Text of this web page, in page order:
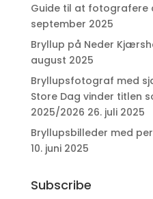
Guide til at fotografere
september 2025
Bryllup på Neder
august 2025
Bryllupsfotograf med
Store Dag vinder titlen
2025/2026 26. juli 2025
Bryllupsbilleder med
10. juni 2025
Subscribe